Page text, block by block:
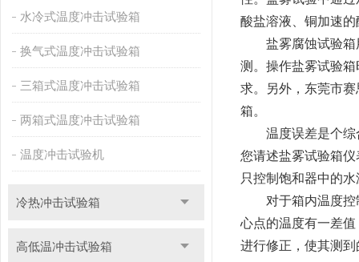
水冷式温度冲击试验箱
换气式温度冲击试验箱
三箱式温度冲击试验箱
两箱式温度冲击试验箱
温度冲击试验机
冷热冲击试验箱
高低温冲击试验箱
酸盐溶液、铜加速
盐雾腐蚀试验箱用
测。操作盐雾试验
求。另外，东莞市
箱。
温度误差是个综合
您请述盐雾试验箱
只控制饱和器中的
对于箱内温度控制
心点的温度有一差
进行修正，使其测